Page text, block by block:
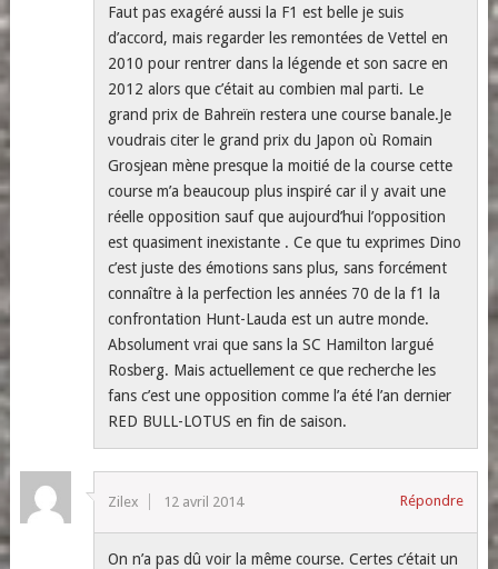
Faut pas exagéré aussi la F1 est belle je suis
d’accord, mais regarder les remontées de Vettel en
2010 pour rentrer dans la légende et son sacre en
2012 alors que c’était au combien mal parti. Le
grand prix de Bahreïn restera une course banale.Je
voudrais citer le grand prix du Japon où Romain
Grosjean mène presque la moitié de la course cette
course m’a beaucoup plus inspiré car il y avait une
réelle opposition sauf que aujourd’hui l’opposition
est quasiment inexistante . Ce que tu exprimes Dino
c’est juste des émotions sans plus, sans forcément
connaître à la perfection les années 70 de la f1 la
confrontation Hunt-Lauda est un autre monde.
Absolument vrai que sans la SC Hamilton largué
Rosberg. Mais actuellement ce que recherche les
fans c’est une opposition comme l’a été l’an dernier
RED BULL-LOTUS en fin de saison.
Zilex 12 avril 2014 Répondre
On n’a pas dû voir la même course. Certes c’était un